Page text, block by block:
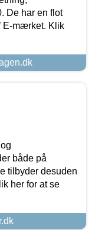
De har en flot
E-mærket. Klik
både på
tilbyder desuden
her for at se